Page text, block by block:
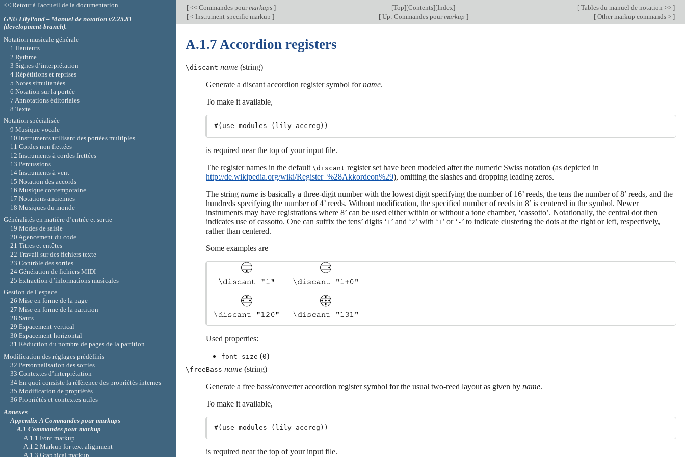
[ << Commandes pourmarkups ] [Top][Contents][Index] [ Tables du manuel de notation >> ]
[ < Instrument-specific markup ] [Up: Commandes pourmarkup ] [ Other markup commands > ]
A.1.7 Accordion registers
\discant name (string)
Generate a discant accordion register symbol forname.
To make it available,
is required near the top of your input file.
The register names in the default \discant register set have been modeled after the numeric Swiss notation (as depicted in
http://de.wikipedia.org/wiki/Register_%28Akkordeon%29), omitting the slashes and dropping leading zeros.
The string name is basically a three-digit number with the lowest digit specifying the number of 16’ reeds, the tens the number of 8’ reeds, and the
hundreds specifying the number of 4’ reeds. Without modification, the specified number of reeds in 8’ is centered in the symbol. Newer
instruments may have registrations where 8’ can be used either within or without a tone chamber, ‘cassotto’. Notationally, the central dot then
indicates use of cassotto. One can suffix the tens’ digits ‘1 ’ and ‘2’ with ‘+’ or ‘ - ’ to indicate clustering the dots at the right or left, respectively,
rather than centered.
Some examples are
Used properties:
font-size (0)
\freeBass name (string)
Generate a free bass/converter accordion register symbol for the usual two-reed layout as given by name.
To make it available,
is required near the top of your input file.
<< Retour à l'accueil de la documentation
GNU LilyPond – Manuel de notation v2.25.81
(development-branch).
Notation musicale générale
1 Hauteurs
2 Rythme
3 Signes d’interprétation
4 Répétitions et reprises
5 Notes simultanées
6 Notation sur la portée
7 Annotations éditoriales
8 Texte
Notation spécialisée
9 Musique vocale
10 Instruments utilisant des portées multiples
11 Cordes non frettées
12 Instruments à cordes frettées
13 Percussions
14 Instruments à vent
15 Notation des accords
16 Musique contemporaine
17 Notations anciennes
18 Musiques du monde
Généralités en matière d’entrée et sortie
19 Modes de saisie
20 Agencement du code
21 Titres et entêtes
22 Travail sur des fichiers texte
23 Contrôle des sorties
24 Génération de fichiers MIDI
25 Extraction d’informations musicales
Gestion de l’espace
26 Mise en forme de la page
27 Mise en forme de la partition
28 Sauts
29 Espacement vertical
30 Espacement horizontal
31 Réduction du nombre de pages de la partition
Modification des réglages prédéfinis
32 Personnalisation des sorties
33 Contextes d’interprétation
34 En quoi consiste la référence des propriétés internes
35 Modification de propriétés
36 Propriétés et contextes utiles
Annexes
Appendix A Commandes pour markups
A.1 Commandes pourmarkup
A.1.1 Font markup
A.1.2 Markup for text alignment
A.1.3 Graphical markup